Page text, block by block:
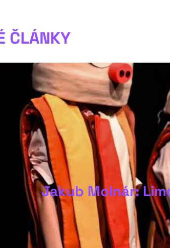
ČLÁNKY
Jakub Molnár: